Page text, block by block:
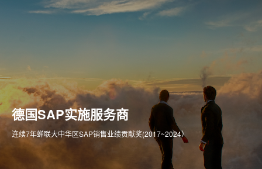
成长型企业软件咨询服务商
为企业信息化转型提供全价值链ERP解决方案
亚太区1600多家成功实施客户
专注成长型企业ERP整体方案供应商
德国SAP实施服务商
连续7年蝉联大中华区SAP销售业绩贡献奖(2017~2024）